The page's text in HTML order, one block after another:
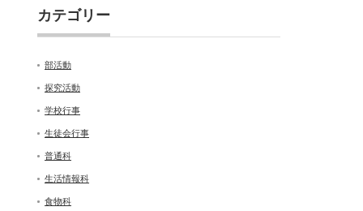
カテゴリー
部活動
探究活動
学校行事
生徒会行事
普通科
生活情報科
食物科